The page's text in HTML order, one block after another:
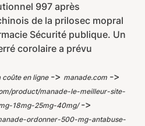
997 après
de la prilosec mopral
Sécurité publique. Un
corolaire a prévu
en ligne-> manade.com ->
product/manade-le-meilleur-site-
18mg-25mg-40mg/->
ordonner-500-mg-antabuse-